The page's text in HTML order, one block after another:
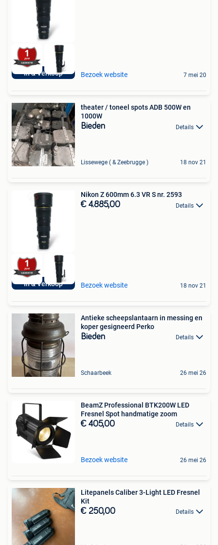
In & Verkoop Bezoek website 7 mei 20
theater / toneel spots ADB 500W en
1000W
Bieden Details
Lissewege ( & Zeebrugge ) 18 nov 21
In & Verkoop
Nikon Z 600mm 6.3 VR S nr. 2593
€ 4.885,00 Details
Bezoek website 18 nov 21
Antieke scheepslantaarn in messing en
koper gesigneerd Perko
Bieden Details
Schaarbeek 26 mei 26
BeamZ Professional BTK200W LED
Fresnel Spot handmatige zoom
€ 405,00 Details
Bezoek website 26 mei 26
Litepanels Caliber 3-Light LED Fresnel
Kit
€ 250,00 Details